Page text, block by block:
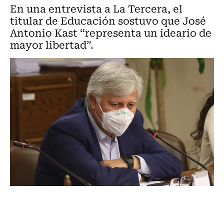
En una entrevista a La Tercera, el
titular de Educación sostuvo que José
Antonio Kast “representa un ideario de
mayor libertad”.